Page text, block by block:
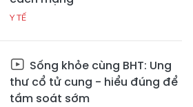
Y TẾ
Sống khỏe cùng BHT: Ung
thư cổ tử cung - hiểu đúng để
tầm soát sớm